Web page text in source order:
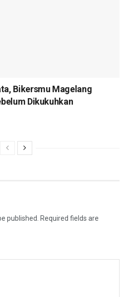
Bikersmu Magelang
Dikukuhkan
published.
Required fields are